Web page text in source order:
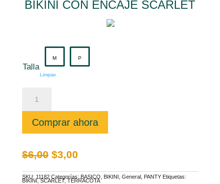
BIKINI CON ENCAJE SCARLET
Talla
M P
Limpiar
ENCAJE
SCARLET
Comprar ahora
$6,00 El
precio
original
$6,00.
$3,00El
precio
$3,00.
SKU: 11182 Categorías: BASICO BIKINI General, PANTY Etiquetas:
BIKINI,SCARLET,TERRACOTA